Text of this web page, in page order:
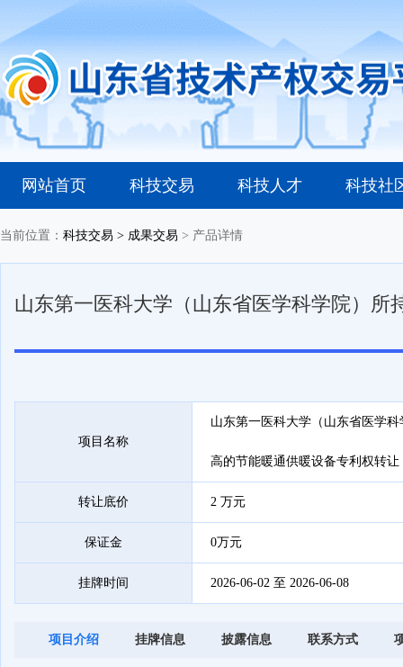
网站首页 科技交易 科技人才 科技社
当前位置： 科技交易 > 成果交易 > 产品详情
山东第一医科大学（山东省医学科学院）
项目名称
山东第一医科大学（山东省医学
高的节能暖通供暖设备专利权转让
转让底价 2 万元
保证金 0万元
挂牌时间 2026-06-02 至 2026-06-08
项目介绍 挂牌信息 披露信息 联系方式